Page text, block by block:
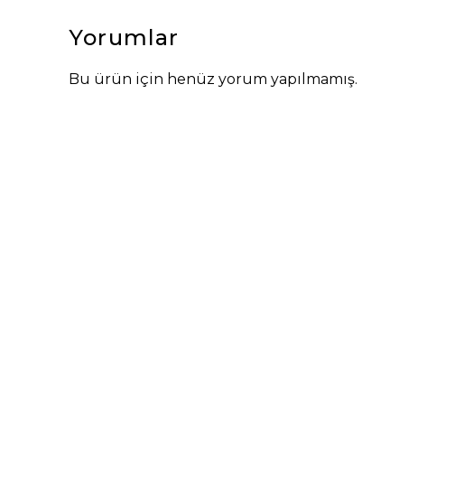
Yorumlar
Bu ürün için henüz yorum yapılmamış.